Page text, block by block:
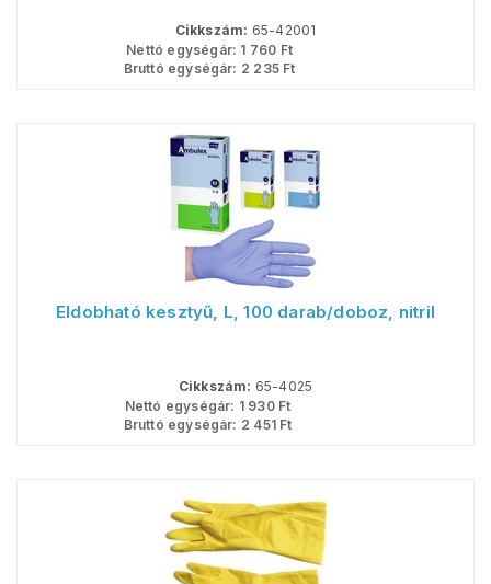
Cikkszám: 65-42001
Nettó egységár: 1 760 Ft
Bruttó egységár: 2 235Ft
Eldobható kesztyű, L, 100 darab/doboz, nitril
Cikkszám: 65-4025
Nettó egységár: 1 930Ft
Bruttó egységár: 2 451Ft